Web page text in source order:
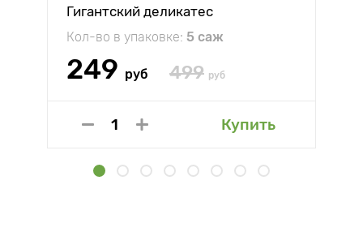
Гигантский деликатес
Кол-во в упаковке: 5 саж
249 руб 499 руб
Купить